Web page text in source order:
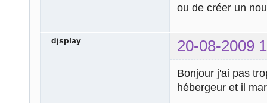
ou de créer un
djsplay 20-08-2009
Bonjour j'ai pas
hébergeur et il